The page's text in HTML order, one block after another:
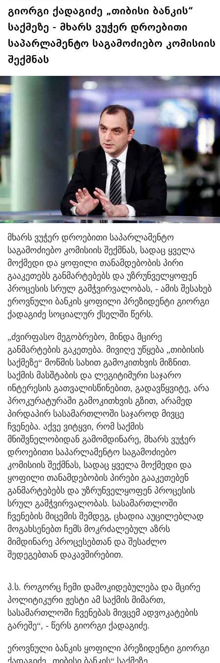
გიორგი ქადაგიძე „თიბისი ბანკის“
საქმეზე - მხარს ვუჭერ დროებითი
საპარლამენტო საგამოძიებო კომისიის
შექმნას
მხარს ვუჭერ დროებითი საპარლამენტო
საგამოძიებო კომისიის შექმნას, სადაც ყველა
მოქმედი და ყოფილი თანამდებობის პირი
გააკეთებს განმარტებებს და უზრუნველყოფენ
პროცესის სრულ გამჭვირვალობას, - ამის შესახებ
ეროვნული ბანკის ყოფილი პრეზიდენტი გიორგი
ქადაგიძე სოციალურ ქსელში წერს.
„ძვირფასო მეგობრებო, მინდა მცირე
განმარტების გაკეთება. მივიღე უწყება „თიბისის
საქმეზე“ მოწმის სახით გამოკითხვის მიზნით.
საქმის მასშტაბის და ლეგიტიმური საჯარო
ინტერესის გათვალისწინებით, გადავწყვიტე, არა
პროკურატურაში გამოკითხვის გზით, არამედ
პირდაპირ სასამართლოში საჯაროდ მივცე
ჩვენება. აქვე ვიტყვი, რომ საქმის
მნიშვნელობიდან გამომდინარე, მხარს ვუჭერ
დროებითი საპარლამენტო საგამოძიებო
კომისიის შექმნას, სადაც ყველა მოქმედი და
ყოფილი თანამდებობის პირები გააკეთებენ
განმარტებებს და უზრუნველყოფენ პროცესის
სრულ გამჭვირვალობას. სასამართლოში
ჩვენების მიცემის შემდეგ, ცხადია აუცილებლად
მოგახსენებთ ჩემს მოკრძალებულ აზრს
მიმდინარე პროცესებთან და შესაძლო
შედეგებთან დაკავშირებით.
პ.ს. როგორც ჩემი დამოკიდებულება და მცირე
პოლიტიკური ჟესტი ამ საქმის მიმართ,
სასამართლოში ჩვენებას მივცემ ადვოკატების
გარეშე“, - წერს გიორგი ქადაგიძე.
ეროვნული ბანკის ყოფილი პრეზიდენტი გიორგი
ქადაგიძე „თიბისი ბანკის“ საქმეზე